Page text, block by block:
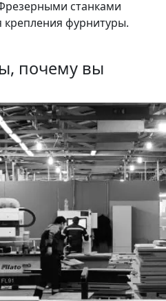
станками
крепления фурнитуры.
почему вы